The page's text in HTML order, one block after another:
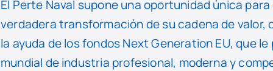
El Perte Naval supone una oportunidad única
verdadera transformación de su cadena de
la ayuda de los fondos Next Generation EU, que
mundial de industria profesional, moderna y